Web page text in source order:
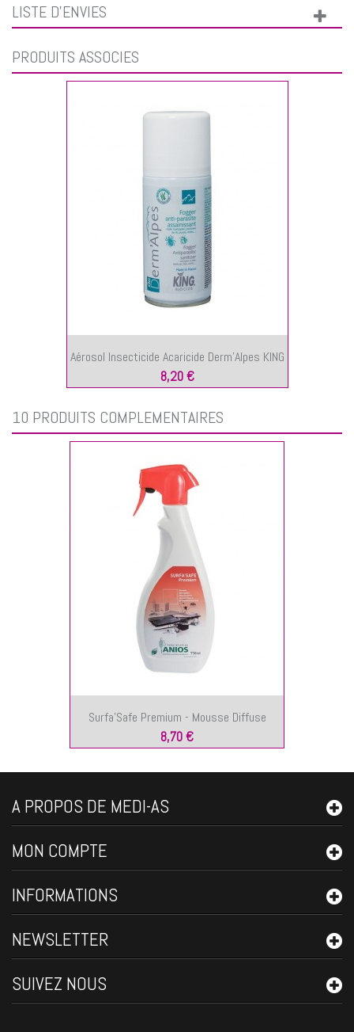
LISTE D'ENVIES
PRODUITS ASSOCIÉS
Aérosol Insecticide Acaricide Derm'Alpes KING
8,20 €
10 PRODUITS COMPLÉMENTAIRES
Surfa'Safe Premium - Mousse Diffuse
8,70 €
A PROPOS DE MEDI-AS
MON COMPTE
INFORMATIONS
NEWSLETTER
SUIVEZ NOUS